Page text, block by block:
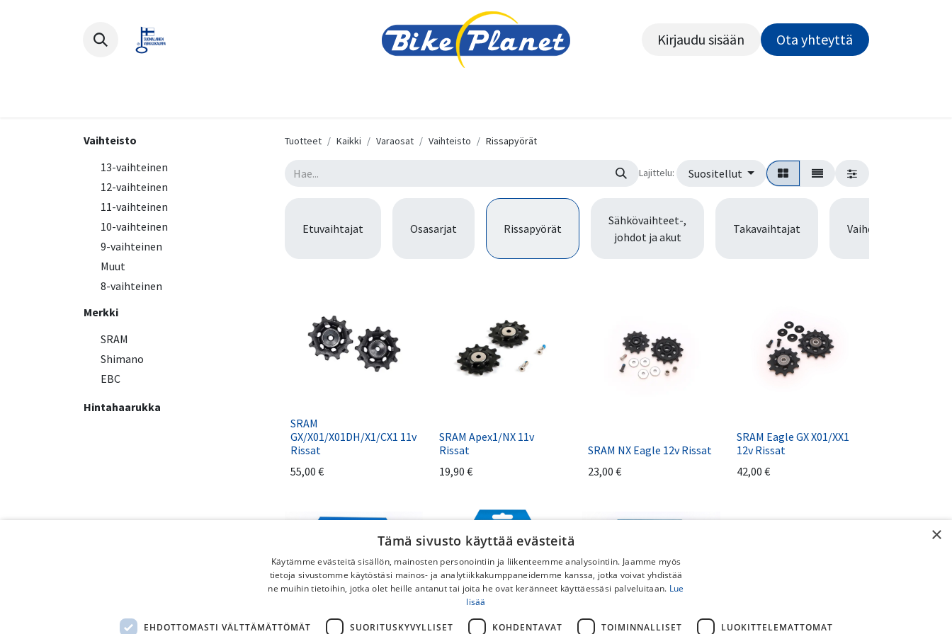
Kirjaudu sisään Ota yhteyttä​​​​​​
Vaihteisto
13-vaihteinen
12-vaihteinen
11-vaihteinen
10-vaihteinen
9-vaihteinen
Muut
8-vaihteinen
Merkki
SRAM
Shimano
EBC
Hintahaarukka
Tuotteet Kaikki Varaosat Vaihteisto Rissapyörät
Lajittelu: Suositellut
Etuvaihtajat Osasarjat Rissapyörät
Sähkövaihteet-,
johdot ja akut
Takavaihtajat Vaihdevivut
SRAM
GX/X01/X01DH/X1/CX1 11v
Rissat
55,00 €
SRAM Apex1/NX 11v
Rissat
19,90 €
SRAM NX Eagle 12v Rissat
23,00 €
SRAM Eagle GX X01/XX1
12v Rissat
42,00 €
×
Tämä sivusto käyttää evästeitä
Käytämme evästeitä sisällön, mainosten personointiin ja liikenteemme analysointiin. Jaamme myös
tietoja sivustomme käytöstäsi mainos- ja analytiikkakumppaneidemme kanssa, jotka voivat yhdistää
ne muihin tietoihin, jotka olet heille antanut tai joita he ovat keränneet käyttäessäsi palveluitaan. Lue
lisää
EHDOTTOMASTI VÄLTTÄMÄTTÖMÄT SUORITUSKYVYLLISET KOHDENTAVAT TOIMINNALLISET LUOKITTELEMATTOMAT